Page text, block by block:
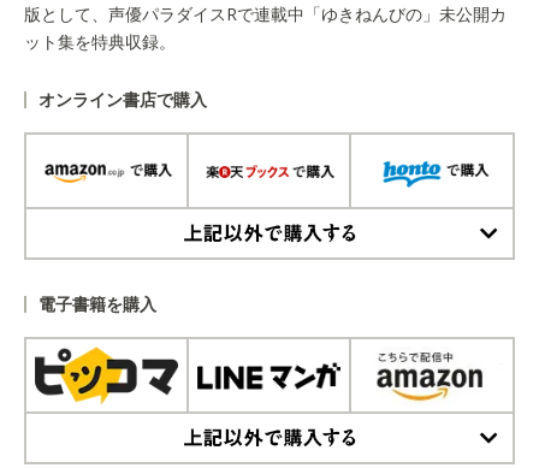
版として、声優パラダイスRで連載中「ゆきねんびの」未公開カ
ット集を特典収録。
オンライン書店で購入
電子書籍を購入